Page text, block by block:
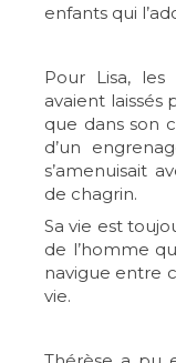
enfants qui
Pour Lisa, les
avaient laissés
que dans son
d’un
s’amenuisait
de chagrin.
Sa vie est
de l’homme
navigue entre
vie.